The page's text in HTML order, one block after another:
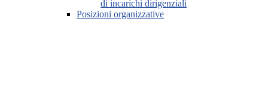
di incarichi dirigenziali
Posizioni organizzative